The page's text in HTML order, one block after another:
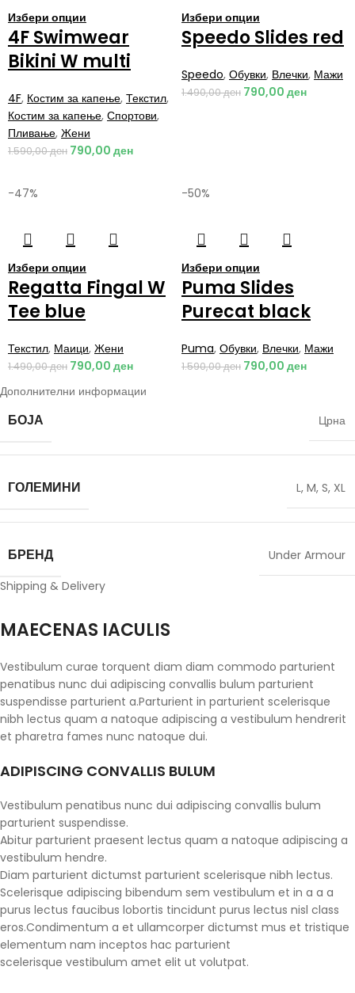
Избери опции
4F Swimwear
Bikini W multi
4F, Костим за капење, Текстил,
Костим за капење, Спортови,
Пливање, Жени
1.590,00ден 790,00 ден
Избери опции
Speedo Slides red
Speedo, Обувки, Влечки, Мажи
1.490,00ден 790,00 ден
-47%
Избери опции
Regatta Fingal W
Tee blue
Текстил, Маици, Жени
1.490,00ден 790,00 ден
-50%
Избери опции
Puma Slides
Purecat black
Puma, Обувки, Влечки, Мажи
1.590,00ден 790,00 ден
Дополнителни информации
БОЈА Црна
ГОЛЕМИНИ L, M, S, XL
БРЕНД
Under Armour
Shipping & Delivery
MAECENAS IACULIS
Vestibulum curae torquent diam diam commodo parturient
penatibus nunc dui adipiscing convallis bulum parturient
suspendisse parturient a.Parturient in parturient scelerisque
nibh lectus quam a natoque adipiscing a vestibulum hendrerit
et pharetra fames nunc natoque dui.
ADIPISCING CONVALLIS BULUM
Vestibulum penatibus nunc dui adipiscing convallis bulum
parturient suspendisse.
Abitur parturient praesent lectus quam a natoque adipiscing a
vestibulum hendre.
Diam parturient dictumst parturient scelerisque nibh lectus.
Scelerisque adipiscing bibendum sem vestibulum et in a a a
purus lectus faucibus lobortis tincidunt purus lectus nisl class
eros.Condimentum a et ullamcorper dictumst mus et tristique
elementum nam inceptos hac parturient
scelerisque vestibulum amet elit ut volutpat.